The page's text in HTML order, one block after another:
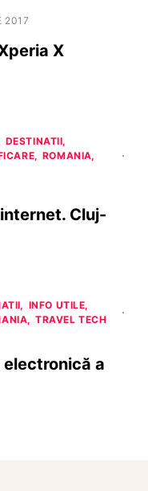
2017
X
DESTINATII
ROMANIA
Cluj-
INFO UTILE
TRAVEL TECH
electronică a